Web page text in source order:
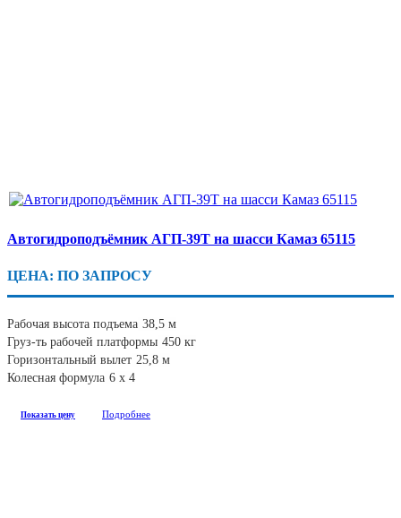
Автогидроподъёмник АГП-39Т на шасси Камаз 65115
ЦЕНА: ПО ЗАПРОСУ
Рабочая высота подъема 38,5 м
Груз-ть рабочей платформы 450 кг
Горизонтальный вылет 25,8 м
Колесная формула 6 х 4
Показать цену Подробнее